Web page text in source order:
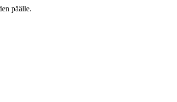
päälle.